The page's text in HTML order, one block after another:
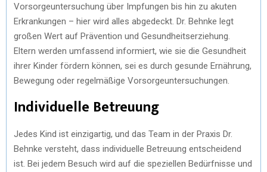
Vorsorgeuntersuchung über Impfungen bis hin zu akuten
Erkrankungen – hier wird alles abgedeckt. Dr. Behnke legt
großen Wert auf Prävention und Gesundheitserziehung.
Eltern werden umfassend informiert, wie sie die Gesundheit
ihrer Kinder fördern können, sei es durch gesunde Ernährung,
Bewegung oder regelmäßige Vorsorgeuntersuchungen.
Individuelle Betreuung
Jedes Kind ist einzigartig, und das Team in der Praxis Dr.
Behnke versteht, dass individuelle Betreuung entscheidend
ist. Bei jedem Besuch wird auf die speziellen Bedürfnisse und